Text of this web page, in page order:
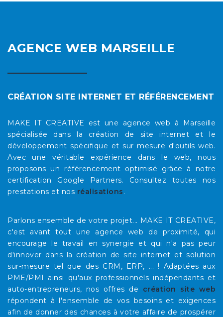
AGENCE WEB MARSEILLE
CRÉATION SITE INTERNET ET RÉFÉRENCEMENT
MAKE IT CREATIVE est une agence web à Marseille
spécialisée dans la création de site internet et le
développement spécifique et sur mesure d'outils web.
Avec une véritable expérience dans le web, nous
proposons un référencement optimisé grâce à notre
certification Google Partners. Consultez toutes nos
prestations et nos réalisations.
Parlons ensemble de votre projet... MAKE IT CREATIVE,
c'est avant tout une agence web de proximité, qui
encourage le travail en synergie et qui n'a pas peur
d'innover dans la création de site internet et solution
sur-mesure tel que des CRM, ERP, ... ! Adaptées aux
PME/PMI ainsi qu'aux professionnels indépendants et
auto-entrepreneurs, nos offres de création site web
répondent à l'ensemble de vos besoins et exigences
afin de donner des chances à votre affaire de prospérer